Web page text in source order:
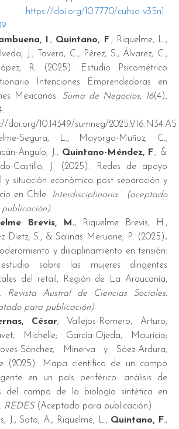
https://doi.org/10.7770/cuhso-v35n1-
I., Quintano, F., Riquelme, L.,
J., Tavera, C., Pérez, S., Álvarez, C.,
R. (2025). Estudio Psicométrico
Intenciones Emprendedoras en
Mexicanos. Suma de Negocios, 16(4),
doi.org/10.14349/sumneg/2025.V16.N34.A5
Segura, L., Mayorga-Muñoz, C.,
Angulo, J., Quintano-Méndez, F., &
Castillo, J. (2025). Redes de apoyo
y situación económica post separación y
en Chile.
Interdisciplinaria.
(aceptado
Brevis, M., Riquelme Brevis, H.,
Dietz, S., & Salinas Meruane, P. (2025).
y disciplinamiento en tensión:
sobre las mujeres dirigentes
del retail, Región de La Araucanía,
Revista Austral de Ciencias Sociales.
para publicación).
César; Vallejos-Romero, Arturo;
Michelle; García-Ojeda, Mauricio;
Sánchez, Minerva y Sáez-Ardura,
(2025). Mapa científico de un campo
en un país periférico: análisis de
del campo de la biología sintética en
REDES (Aceptado para publicación).
J., Soto, A., Riquelme, L., Quintano, F.,